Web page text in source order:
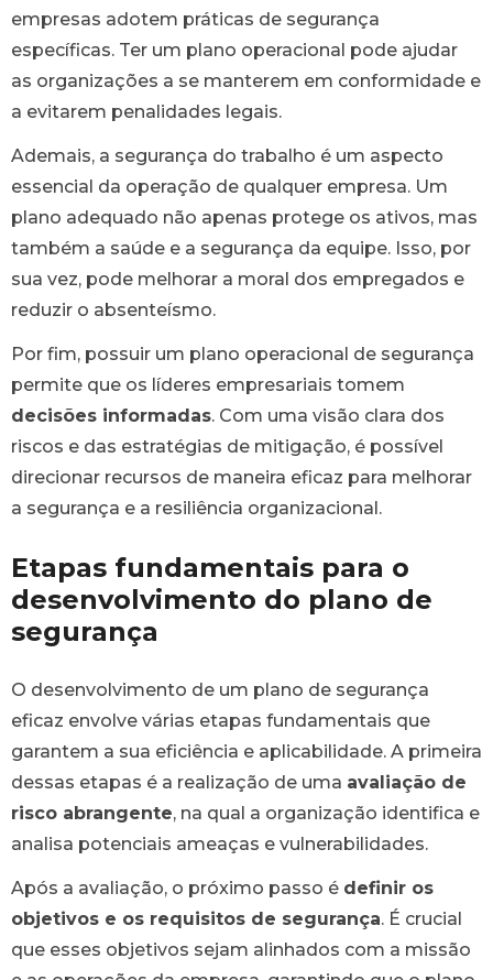
empresas adotem práticas de segurança
específicas. Ter um plano operacional pode ajudar
as organizações a se manterem em conformidade e
a evitarem penalidades legais.
Ademais, a segurança do trabalho é um aspecto
essencial da operação de qualquer empresa. Um
plano adequado não apenas protege os ativos, mas
também a saúde e a segurança da equipe. Isso, por
sua vez, pode melhorar a moral dos empregados e
reduzir o absenteísmo.
Por fim, possuir um plano operacional de segurança
permite que os líderes empresariais tomem
decisões informadas. Com uma visão clara dos
riscos e das estratégias de mitigação, é possível
direcionar recursos de maneira eficaz para melhorar
a segurança e a resiliência organizacional.
Etapas fundamentais para o
desenvolvimento do plano de
segurança
O desenvolvimento de um plano de segurança
eficaz envolve várias etapas fundamentais que
garantem a sua eficiência e aplicabilidade. A primeira
dessas etapas é a realização de uma avaliação de
risco abrangente, na qual a organização identifica e
analisa potenciais ameaças e vulnerabilidades.
Após a avaliação, o próximo passo é definir os
objetivos e os requisitos de segurança. É crucial
que esses objetivos sejam alinhados com a missão